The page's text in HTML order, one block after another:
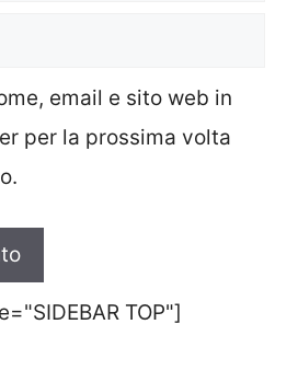
email e sito web in
per la prossima volta
TOP"]